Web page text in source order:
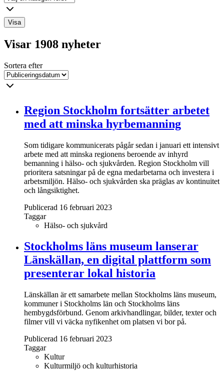
Visa
Visar 1908 nyheter
Sortera efter
Region Stockholm fortsätter arbetet
med att minska hyrbemanning
Som tidigare kommunicerats pågår sedan i januari ett intensivt
arbete med att minska regionens beroende av inhyrd
bemanning i hälso- och sjukvården. Region Stockholm vill
prioritera satsningar på de egna medarbetarna och investera i
arbetsmiljön. Hälso- och sjukvården ska präglas av kontinuitet
och långsiktighet.
Publicerad 16 februari 2023
Taggar
Hälso- och sjukvård
Stockholms läns museum lanserar
Länskällan, en digital plattform som
presenterar lokal historia
Länskällan är ett samarbete mellan Stockholms läns museum,
kommuner i Stockholms län och Stockholms läns
hembygdsförbund. Genom arkivhandlingar, bilder, texter och
filmer vill vi väcka nyfikenhet om platsen vi bor på.
Publicerad 16 februari 2023
Taggar
Kultur
Kulturmiljö och kulturhistoria